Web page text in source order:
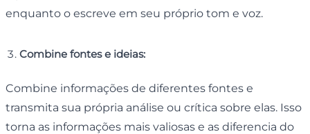
enquanto o escreve em seu próprio tom e voz.
Combine fontes e ideias:
Combine informações de diferentes fontes e
transmita sua própria análise ou crítica sobre elas. Isso
torna as informações mais valiosas e as diferencia do